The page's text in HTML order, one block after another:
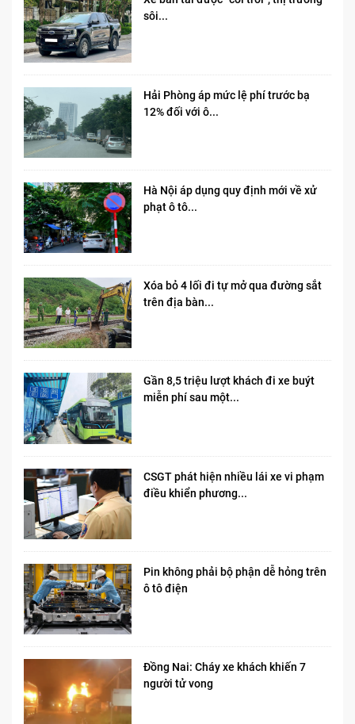
sôi...
Hải Phòng áp mức lệ phí trước bạ
12% đối với ô...
Hà Nội áp dụng quy định mới về xử
phạt ô tô...
Xóa bỏ 4 lối đi tự mở qua đường sắt
trên địa bàn...
Gần 8,5 triệu lượt khách đi xe buýt
miễn phí sau một...
CSGT phát hiện nhiều lái xe vi phạm
điều khiển phương...
Pin không phải bộ phận dễ hỏng trên
ô tô điện
Đồng Nai: Cháy xe khách khiến 7
người tử vong​